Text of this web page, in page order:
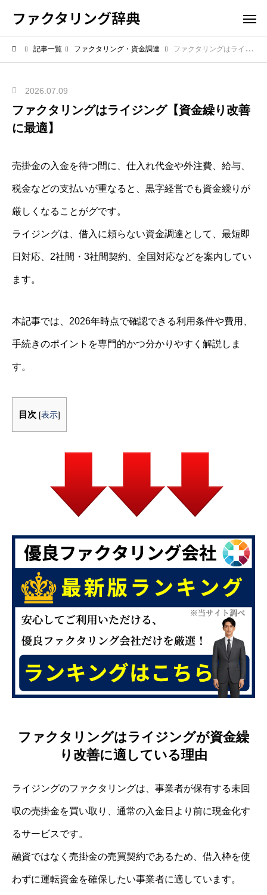
ファクタリング辞典
記事一覧 ファクタリング・資金調達 ファクタリングはライジング【資金繰り改善に最適】
2026.07.09
ファクタリングはライジング【資金繰り改善
に最適】
売掛金の入金を待つ間に、仕入れ代金や外注費、給与、
税金などの支払いが重なると、黒字経営でも資金繰りが
厳しくなることがグです。
ライジングは、借入に頼らない資金調達として、最短即
日対応、2社間・3社間契約、全国対応などを案内してい
ます。
本記事では、2026年時点で確認できる利用条件や費用、
手続きのポイントを専門的かつ分かりやすく解説しま
す。
目次 [表示]
ファクタリングはライジングが資金繰
り改善に適している理由
ライジングのファクタリングは、事業者が保有する未回
収の売掛金を買い取り、通常の入金日より前に現金化す
るサービスです。
融資ではなく売掛金の売買契約であるため、借入枠を使
わずに運転資金を確保したい事業者に適しています。